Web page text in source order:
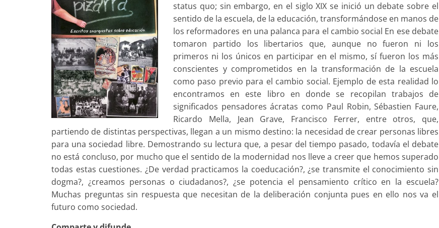
status quo; sin embargo, en el siglo XIX se inició un debate sobre el
sentido de la escuela, de la educación, transformándose en manos de
los reformadores en una palanca para el cambio social En ese debate
tomaron partido los libertarios que, aunque no fueron ni los
primeros ni los únicos en participar en el mismo, sí fueron los más
conscientes y comprometidos en la transformación de la escuela
como paso previo para el cambio social. Ejemplo de esta realidad lo
encontramos en este libro en donde se recopilan trabajos de
significados pensadores ácratas como Paul Robin, Sébastien Faure,
Ricardo Mella, Jean Grave, Francisco Ferrer, entre otros, que,
partiendo de distintas perspectivas, llegan a un mismo destino: la necesidad de crear personas libres
para una sociedad libre. Demostrando su lectura que, a pesar del tiempo pasado, todavía el debate
no está concluso, por mucho que el sentido de la modernidad nos lleve a creer que hemos superado
todas estas cuestiones. ¿De verdad practicamos la coeducación?, ¿se transmite el conocimiento sin
dogma?, ¿creamos personas o ciudadanos?, ¿se potencia el pensamiento crítico en la escuela?
Muchas preguntas sin respuesta que necesitan de la deliberación conjunta pues en ello nos va el
futuro como sociedad.